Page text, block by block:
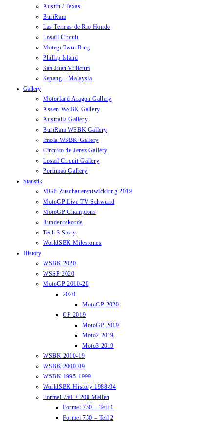
Austin / Texas
BuriRam
Las Termas de Rio Hondo
Losail Circuit
Motegi Twin Ring
Phillip Island
San Juan Villicum
Sepang – Malaysia
Gallery
Motorland Aragon Gallery
Assen WSBK Gallery
Australia Gallery
BuriRam WSBK Gallery
Imola WSBK Gallery
Circuito de Jerez Gallery
Losail Circuit Gallery
Portimao Gallery
Statistik
MGP-Zuschauerentwicklung 2019
MotoGP Live TV Schwund
MotoGP Champions
Rundenrekorde
Tech 3 Story
WorldSBK Milestones
History
WSBK 2020
WSSP 2020
MotoGP 2010-20
2020
MotoGP 2020
GP 2019
MotoGP 2019
Moto2 2019
Moto3 2019
WSBK 2010-19
WSBK 2000-09
WSBK 1995-1999
WorldSBK History 1988-94
Formel 750 + 200 Meilen
Formel 750 – Teil 1
Formel 750 – Teil 2